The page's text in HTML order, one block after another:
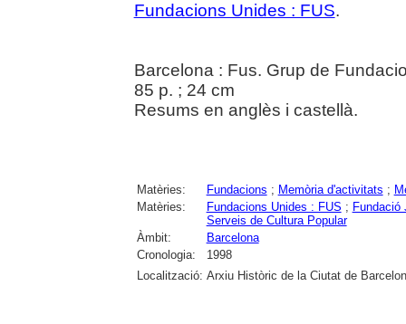
Fundacions Unides : FUS.
Barcelona : Fus. Grup de
85 p. ; 24 cm
Resums en anglès i castellà.
Matèries: Fundacions ; Memòria d'activitats ;
Matèries:
Fundacions Unides : FUS ; Fundació
Serveis de Cultura Popular
Àmbit:
Barcelona
Cronologia:
1998
Localització: Arxiu Històric de la Ciutat de